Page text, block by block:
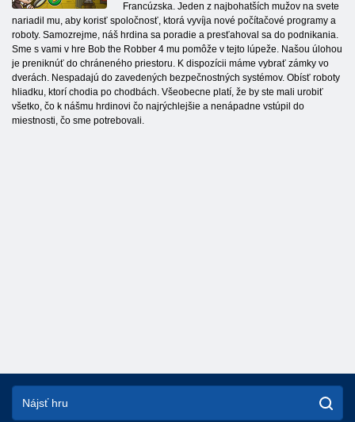
Francúzska. Jeden z najbohatších mužov na svete
nariadil mu, aby korisť spoločnosť, ktorá vyvíja nové počítačové programy a
roboty. Samozrejme, náš hrdina sa poradie a presťahoval sa do podnikania.
Sme s vami v hre Bob the Robber 4 mu pomôže v tejto lúpeže. Našou úlohou
je preniknúť do chráneného priestoru. K dispozícii máme vybrať zámky vo
dverách. Nespadajú do zavedených bezpečnostných systémov. Obísť roboty
hliadku, ktorí chodia po chodbách. Všeobecne platí, že by ste mali urobiť
všetko, čo k nášmu hrdinovi čo najrýchlejšie a nenápadne vstúpil do
miestnosti, čo sme potrebovali.